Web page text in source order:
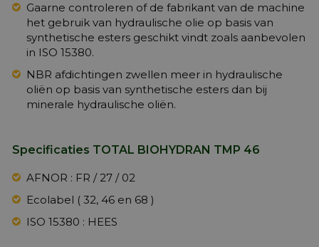
Gaarne controleren of de fabrikant van de machine
het gebruik van hydraulische olie op basis van
synthetische esters geschikt vindt zoals aanbevolen
in ISO 15380.
NBR afdichtingen zwellen meer in hydraulische
oliën op basis van synthetische esters dan bij
minerale hydraulische oliën.
Specificaties TOTAL BIOHYDRAN TMP 46
AFNOR : FR / 27 / 02
Ecolabel ( 32, 46 en 68 )
ISO 15380 : HEES